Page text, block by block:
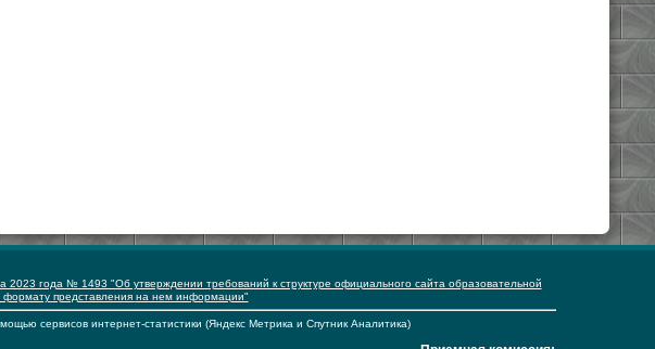
года № 1493 "Об утверждении требований к структуре официального сайта образовательной
представления на нем информации"
сервисов интернет-статистики (Яндекс Метрика и Спутник Аналитика)